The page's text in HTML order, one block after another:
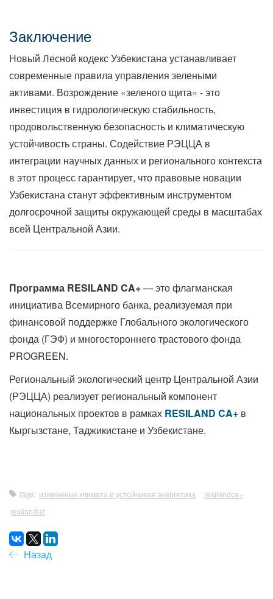
Заключение
Новый Лесной кодекс Узбекистана устанавливает
современные правила управления зелеными
активами. Возрождение «зеленого щита» - это
инвестиция в гидрологическую стабильность,
продовольственную безопасность и климатическую
устойчивость страны. Содействие РЭЦЦА в
интеграции научных данных и регионального контекста
в этот процесс гарантирует, что правовые новации
Узбекистана станут эффективным инструментом
долгосрочной защиты окружающей среды в масштабах
всей Центральной Азии.
Программа RESILAND CA+— это флагманская
инициатива Всемирного банка, реализуемая при
финансовой поддержке Глобального экологического
фонда (ГЭФ) и многостороннего трастового фонда
PROGREEN.
Региональный экологический центр Центральной Азии
(РЭЦЦА) реализует региональный компонент
национальных проектов в рамках RESILAND CA+ в
Кыргызстане, Таджикистане и Узбекистане.
Tags: изменение климата и устойчивая энергетика
resilandca+
resilanduz
Назад